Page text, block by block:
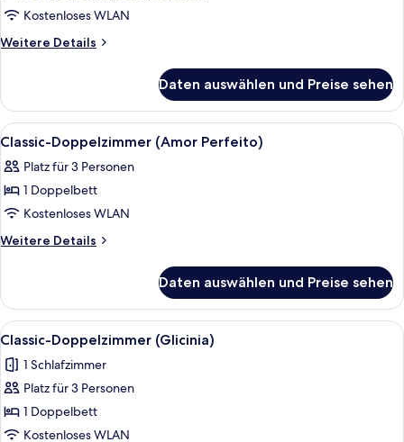
Schlafzimmer
(for
4
anzeigen
Kostenloses WLAN
Weitere Details
Weitere
1
Schlafzimmer
(for
people)
Daten auswählen und Preise sehen
Alle
Fotos
für
Classic-
Doppelzimmer
(Amor
Ein Zimmer mit einem Bett, einem
5
Classic-Doppelzimmer (Amor Perfeito)
Platz für 3 Personen
1 Doppelbett
Kostenloses WLAN
Weitere Details
Weitere
Doppelzimmer
(Amor
Perfeito)
Daten auswählen und Preise sehen
Alle
Fotos
für
Classic-
Doppelzimmer
(Glicinia)
Ein schmaler Flur mit einer weißen
5
Classic-Doppelzimmer (Glicinia)
1 Schlafzimmer
Platz für 3 Personen
1 Doppelbett
Kostenloses WLAN